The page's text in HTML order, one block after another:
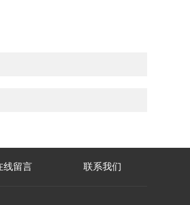
线留言 联系我们